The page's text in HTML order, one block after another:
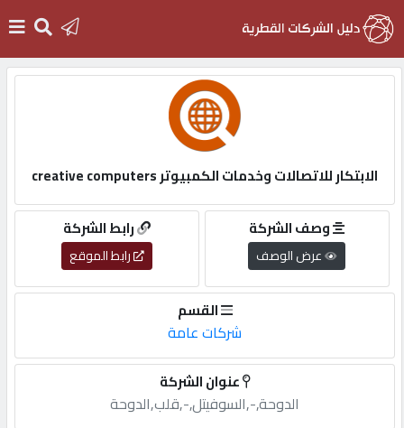
التسجيل
English
أضف
الابتكار للاتصالات وخدمات الكمبيوتر creative computers
رابط الشركة
رابط الموقع
وصف الشركة
عرض الوصف
القسم
شركات عامة
عنوان الشركة
الدوحة,-,السوفيتل,-,قلب,الدوحة